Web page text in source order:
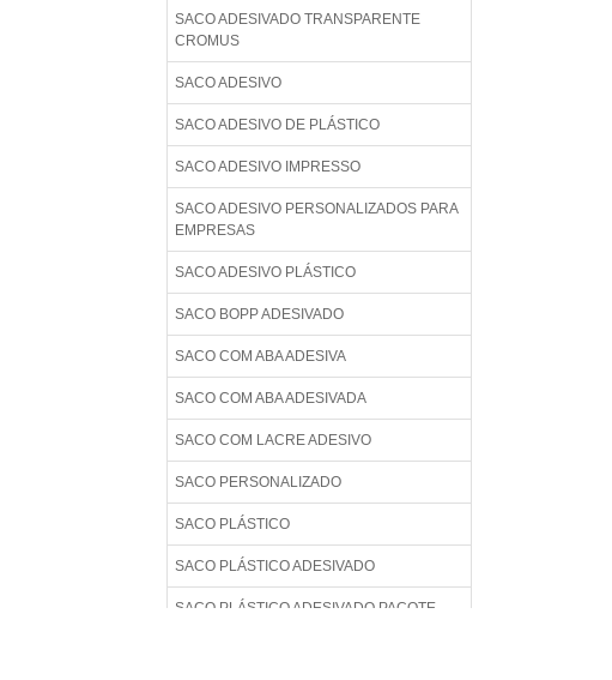
SACO ADESIVADO TRANSPARENTE
CROMUS
SACO ADESIVO
SACO ADESIVO DE PLÁSTICO
SACO ADESIVO IMPRESSO
SACO ADESIVO PERSONALIZADOS PARA
EMPRESAS
SACO ADESIVO PLÁSTICO
SACO BOPP ADESIVADO
SACO COM ABA ADESIVA
SACO COM ABA ADESIVADA
SACO COM LACRE ADESIVO
SACO PERSONALIZADO
SACO PLÁSTICO
SACO PLÁSTICO ADESIVADO
SACO PLÁSTICO ADESIVADO PACOTE